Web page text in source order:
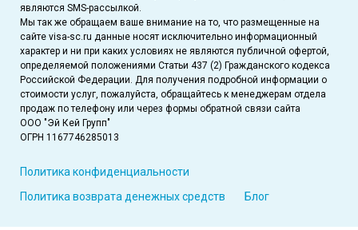
являются SMS-рассылкой.
Мы так же обращаем ваше внимание на то, что размещенные на
сайте visa-sc.ru данные носят исключительно информационный
характер и ни при каких условиях не являются публичной офертой,
определяемой положениями Статьи 437 (2) Гражданского кодекса
Российской Федерации. Для получения подробной информации о
стоимости услуг, пожалуйста, обращайтесь к менеджерам отдела
продаж по телефону или через формы обратной связи сайта
ООО "Эй Кей Групп"
ОГРН 1167746285013
Политика конфиденциальности
Политика возврата денежных средств
Блог